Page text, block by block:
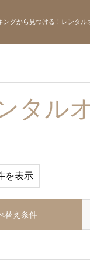
ングから見つける！レンタル
タル
を表示
替え条件